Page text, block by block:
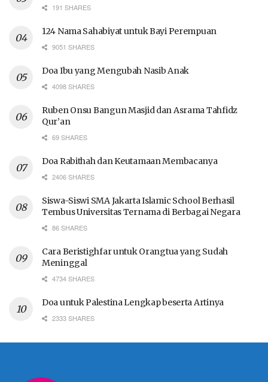
191 SHARES
124 Nama Sahabiyat untuk Bayi Perempuan
9051 SHARES
Doa Ibu yang Mengubah Nasib Anak
4098 SHARES
Ruben Onsu Bangun Masjid dan Asrama Tahfidz
Qur’an
69 SHARES
Doa Rabithah dan Keutamaan Membacanya
2406 SHARES
Siswa-Siswi SMA Jakarta Islamic School Berhasil
Tembus Universitas Ternama di Berbagai Negara
86 SHARES
Cara Beristighfar untuk Orangtua yang Sudah
Meninggal
4734 SHARES
Doa untuk Palestina Lengkap beserta Artinya
2333 SHARES